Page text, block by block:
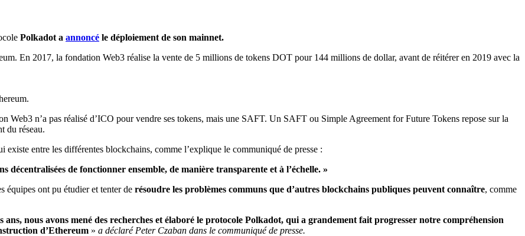
Polkadot a annoncé le déploiement de son mainnet.
En 2017, la fondation Web3 réalise la vente de 5 millions de tokens DOT pour 144 millions de dollar, avant de réitérer en 2019 avec la
Web3 n’a pas réalisé d’ICO pour vendre ses tokens, mais une SAFT. Un SAFT ou Simple Agreement for Future Tokens repose sur la
du réseau.
existe entre les différentes blockchains, comme l’explique le communiqué de presse :
de fonctionner ensemble, de manière transparente et à l’échelle. »
équipes ont pu étudier et tenter de résoudre les problèmes communs que d’autres blockchains publiques peuvent connaître, comme
nous avons mené des recherches et élaboré le protocole Polkadot, qui a grandement fait progresser notre compréhension
d’Ethereum » a déclaré Peter Czaban dans le communiqué de presse.